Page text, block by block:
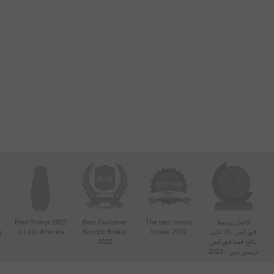
أفضل وسيط
فوركس بناءً على
نتائج قمة فوركس
تريدرز دبي - 2023
The best crypto
broker 2022
Best Customer
Service Broker
2022
Best Broker 2022
in Latin America